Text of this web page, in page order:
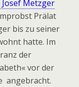
Metzger
Prälat
bis zu seiner
hatte. Im
der
vor der
angebracht.